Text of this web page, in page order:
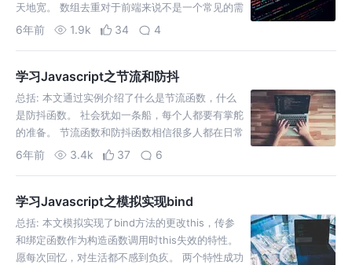
天地宽。 数组去重对于前端来说不是一个常见的需
求，一般后端都给做了，但这却是一个有意思的问
个问…
6年前 1.9k 34 4
学习Javascript之节流和防抖
总括: 本文通过实例介绍了什么是节流函数，什么
是防抖函数。 社会犹如一条船，每个人都要有掌舵
的准备。 节流函数和防抖函数相信很多人都在日常
业务开发中使用过，其实不管是节流函数还是防抖
变量的判…
6年前 3.4k 37 6
学习Javascript之模拟实现bind
总括: 本文模拟实现了bind方法的更改this，传参
和绑定函数作为构造函数调用时this失效的特性。
愿每次回忆，对生活都不感到负疚。 两个特性成功